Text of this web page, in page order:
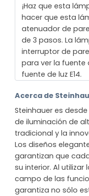
¡Haz que esta
hacer que esta
atenuador de
de 3 pasos. La
interruptor de
para ver la fuente
fuente de luz E14.
Acerca de
Steinhauer es
de iluminación de
tradicional y la
Los diseños
garantizan que
su interior. Al
campo de las
garantiza no sólo